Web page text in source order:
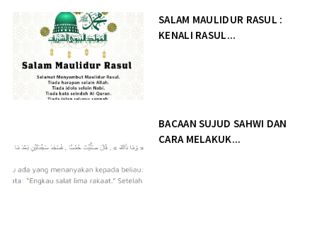
SALAM MAULIDUR RASUL :
KENALI RASUL...
BACAAN SUJUD SAHWI DAN
CARA MELAKUK...